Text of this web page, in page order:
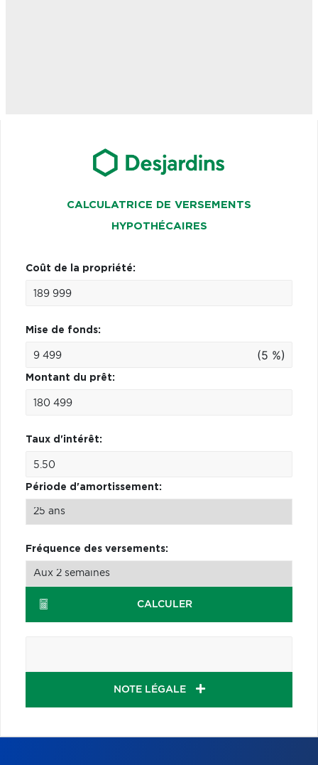
CALCULATRICE DE VERSEMENTS
HYPOTHÉCAIRES
Coût de la propriété:
Mise de fonds:
(5 %)
Montant du prêt:
Taux d'intérêt:
Période d'amortissement:
Fréquence des versements:
CALCULER
NOTE LÉGALE